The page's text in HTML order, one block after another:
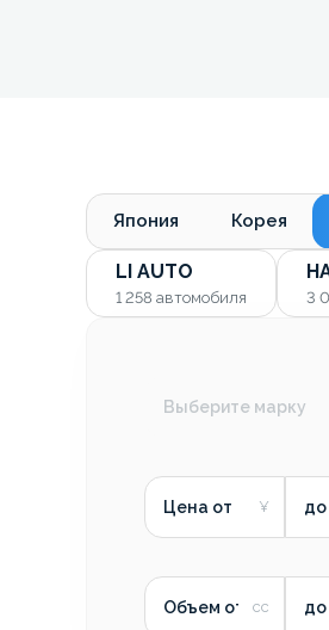
Япония Корея
LI AUTO
1 258 автомобиля 3
Выберите марку
Цена от до
Объем от до